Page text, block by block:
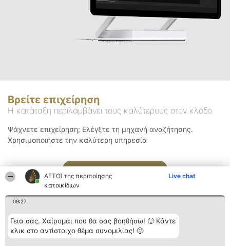
ΑΕΤΟΊ της περιποίησης
κατοικίδιων
Live chat
09:27
Γεια σας. Χαίρομαι που θα σας βοηθήσω! 🙂 Κάντε
κλικ στο αντίστοιχο θέμα συνομιλίας! 🙂
Βρείτε επιχείρηση
Η κατάταξη περιλαμβάνει τους καλύτερους στον κλάδο
Ψάχνετε επιχείρηση; Ελέγξτε τη μηχανή αναζήτησης.
Χρησιμοποιήστε την καλύτερη υπηρεσία
Αναζήτηση